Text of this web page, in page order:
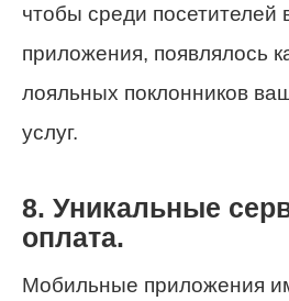
чтобы среди посетителей
приложения, появлялось
лояльных поклонников
услуг.
8. Уникальные
оплата.
Мобильные приложения